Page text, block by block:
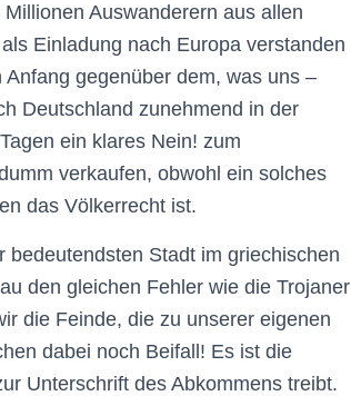
Auswanderern aus allen
Einladung nach Europa verstanden
gegenüber dem, was uns –
Deutschland zunehmend in der
ein klares Nein! zum
verkaufen, obwohl ein solches
das Völkerrecht ist.
bedeutendsten Stadt im griechischen
den gleichen Fehler wie die Trojaner
die Feinde, die zu unserer eigenen
dabei noch Beifall! Es ist die
Unterschrift des Abkommens treibt.